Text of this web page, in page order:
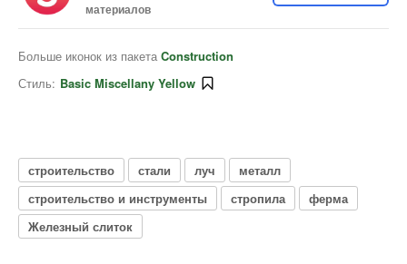
материалов
Больше иконок из пакета Construction
Стиль: Basic Miscellany Yellow
строительство стали луч
металл
строительство и инструменты
стропила
ферма
Железный слиток